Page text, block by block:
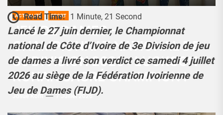
ACTUALITÉ SPORT
JEU DE DAMES –
CHAMPIONNAT NATIONAL DE
3e DIVISION 2026 : LUCKSON
KONAN SACRÉ CHAMPION !
Josué Koffi 7 Juillet 2026
Read Time: 1 Minute, 21 Second
Lancé le 27 juin dernier, le Championnat
national de Côte d’Ivoire de 3e Division de jeu
de dames a livré son verdict ce samedi 4 juillet
2026 au siège de la Fédération Ivoirienne de
Jeu de Dames (FIJD).